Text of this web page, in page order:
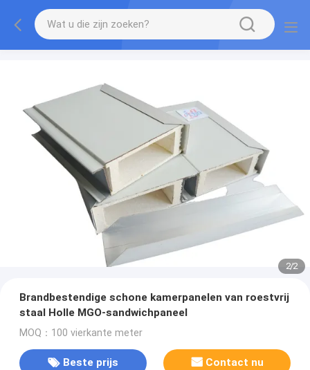
2/2
Brandbestendige schone kamerpanelen van roestvrij
staal Holle MGO-sandwichpaneel
MOQ：100 vierkante meter
Beste prijs Contact nu